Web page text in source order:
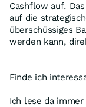
Cashflow auf.
auf die
überschüssiges
werden kann,
Finde ich
Ich lese da immer